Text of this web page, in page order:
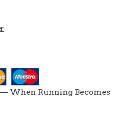
— When Running Becomes